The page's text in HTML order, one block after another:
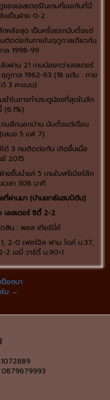
องเลสเตอร์ในเกมที่เจอกันที่นี่
งเป็นฝ่าย 0-2
หลังสุด เป็นครั้งแรกนับตั้งแต่
ติดต่อกันภายในฤดูกาลเดียวกัน
ล 1998-99
ผ่าน 21 เกมน้อยกว่าเลสเตอร์
กาล 1962-63 (18 แต้ม : ภาย
ด้ 3 คะแนน)
ำในการทำประตูน้อยที่สุดในลีก
(6.1%)
กมลีกนอกบ้าน นับตั้งแต่เดือน
เสมอ 5 แพ้ 7)
ด้ 3 กมติดต่อกัน เกิดขึ้นเมื่อ
2015
ายขึ้นนำแค่ 5 เกมในพรีเมียร์ลีก
วลา 308 นาที
นมา (บ้านเซาธ์แฮมป์ตัน)
เลสเตอร์ ซิตี้ 2-2
สิน : พอล เทียร์นี่ย์
2-0 เฟอร์จิล ฟาน ไดค์ น.37,
2 เจมี่ วาร์ดี้ น.90+1
ป็อกบา
บ →